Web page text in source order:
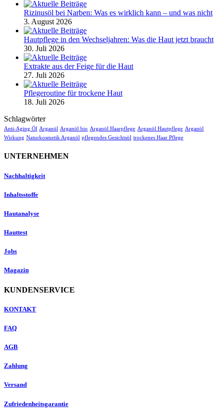
Rizinusöl bei Narben: Was es wirklich kann – und was nicht
3. August 2026
Hautpflege in den Wechseljahren: Was die Haut jetzt braucht
30. Juli 2026
Extrakte aus der Feige für die Haut
27. Juli 2026
Pflegeroutine für trockene Haut
18. Juli 2026
Schlagwörter
Anti-Aging Öl Arganöl Arganöl bio Arganöl Haarpflege Arganöl Hautpflege Arganöl
Wirkung Naturkosmetik Arganöl pflegendes Gesichtsöl trockenes Haar Pflege
UNTERNEHMEN
Nachhaltigkeit
Inhaltsstoffe
Hautanalyse
Hauttest
Jobs
Magazin
KUNDENSERVICE
KONTAKT
FAQ
AGB
Zahlung
Versand
Zufriedenheitsgarantie